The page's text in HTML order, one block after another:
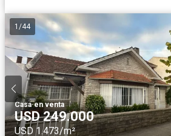
1 /44
Casa·en venta
USD 249.000
USD 1.473/m²